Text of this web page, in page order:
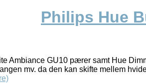
Philips Hue
Ambiance GU10 pærer samt Hue
mv. da den kan skifte mellem